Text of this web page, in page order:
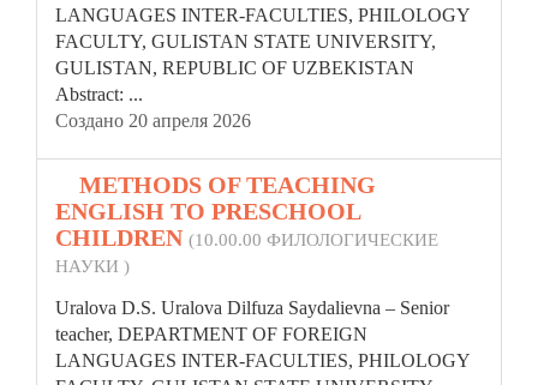
LANGUAGES INTER-FACULTIES, PHILOLOGY
FACULTY, GULISTAN STATE UNIVERSITY,
GULISTAN, REPUBLIC OF UZBEKISTAN
Abstract: ...
Создано 20 апреля 2026
METHODS OF TEACHING
ENGLISH TO PRESCHOOL
CHILDREN (10.00.00 ФИЛОЛОГИЧЕСКИЕ
НАУКИ )
Uralova D.S. Uralova Dilfuza Saydalievna – Senior
teacher, DEPARTMENT OF FOREIGN
LANGUAGES INTER-FACULTIES, PHILOLOGY